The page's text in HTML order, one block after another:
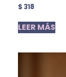
$318
LEER MÁS